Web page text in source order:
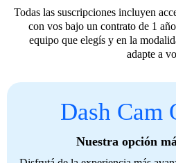
Todas las suscripciones incluyen
con vos bajo un contrato de 1
equipo que elegís y en la
adapte a
Dash Cam
Nuestra opción